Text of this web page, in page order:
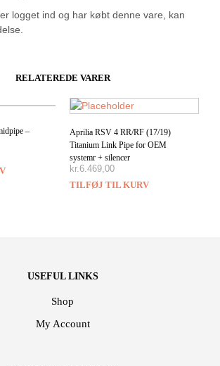
logget ind og har købt denne vare, kan
RELATEREDE VARER
–
Aprilia RSV 4 RR/RF (17/19)
Titanium Link Pipe for OEM
systemr + silencer
kr.6.469,00
TILFØJ TIL KURV
USEFUL LINKS
Shop
My Account